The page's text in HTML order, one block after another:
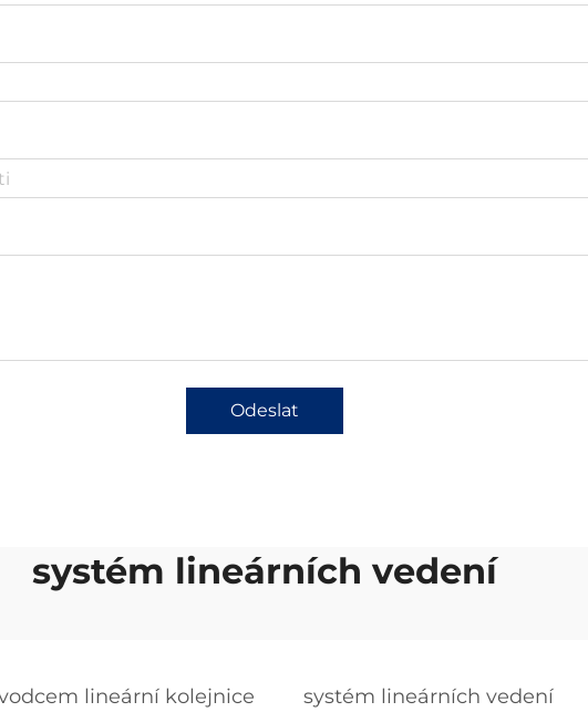
Odeslat
systém lineárních vedení
lineární kolejnice systém lineárních vedení